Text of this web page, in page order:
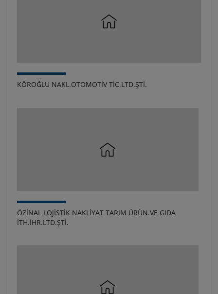
KÖROĞLU NAKL.OTOMOTİV TİC.LTD.ŞTİ.
ÖZİNAL LOJİSTİK NAKLİYAT TARIM ÜRÜN.VE GIDA
İTH.İHR.LTD.ŞTİ.